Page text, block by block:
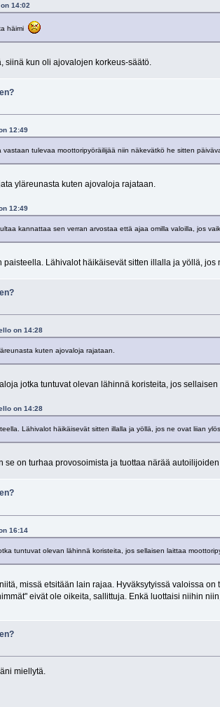
14:02
häimi
siinä kun oli ajovalojen korkeus-säätö.
12:49
tulevaa moottoripyöräilijää niin näkevätkö he sitten
yläreunasta kuten ajovaloja rajataan.
12:49
kannattaa sen verran arvostaa että ajaa omilla valoilla, jos
Lähivalot häikäisevät sitten illalla ja yöllä, jos
on 14:28
kuten ajovaloja rajataan.
jotka tuntuvat olevan lähinnä koristeita, jos
on 14:28
Lähivalot häikäisevät sitten illalla ja yöllä, jos ne ovat liian ylös.
se on turhaa provosoimista ja tuottaa närää
16:14
tuntuvat olevan lähinnä koristeita, jos sellaisen laittaa
missä etsitään lain rajaa. Hyväksytyissä valoissa
eivät ole oikeita, sallittuja. Enkä luottaisi niihin
miellytä.